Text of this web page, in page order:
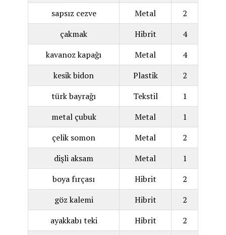
sapsız cezve
Metal
2
çakmak
Hibrit
4
kavanoz kapağı
Metal
4
kesik bidon
Plastik
2
türk bayrağı
Tekstil
1
metal çubuk
Metal
1
çelik somon
Metal
2
dişli aksam
Metal
1
boya fırçası
Hibrit
2
göz kalemi
Hibrit
2
ayakkabı teki
Hibrit
2